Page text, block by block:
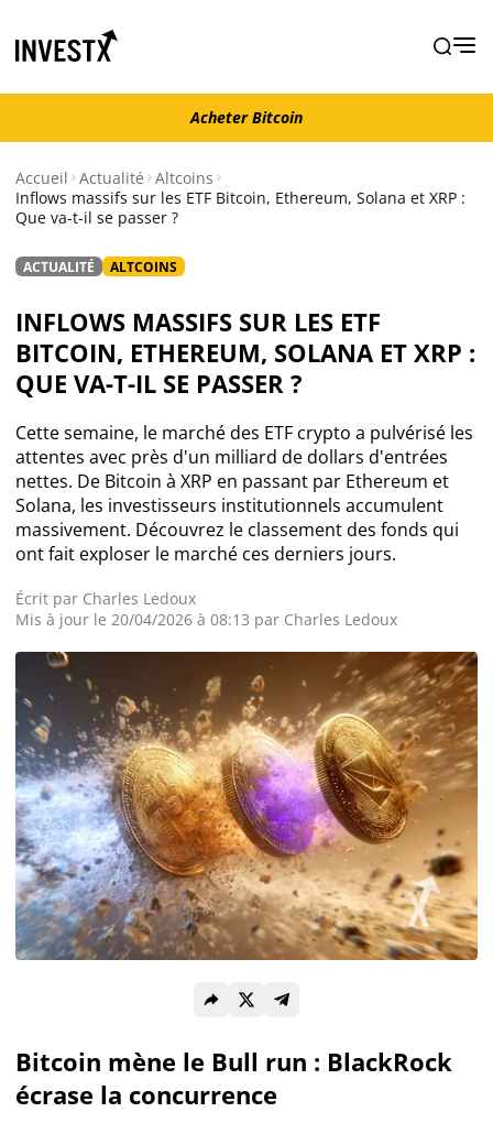
Acheter Bitcoin
Actualité
Actualité Bitcoin
Actualité Ethereum
Actualité Altcoins
Actualité NFT
Actualité Exchanges
Actualité IA
Guides
Acheter Cryptomonnaies
Prédictions
Cryptomonnaies
Bitcoin (BTC)
Ripple (XRP)
Acheter Bitcoin
Accueil Actualité Altcoins
Inflows massifs sur les ETF Bitcoin, Ethereum, Solana et XRP :
Que va-t-il se passer ?
ACTUALITÉ ALTCOINS
INFLOWS MASSIFS SUR LES ETF
BITCOIN, ETHEREUM, SOLANA ET XRP :
QUE VA-T-IL SE PASSER ?
Cette semaine, le marché des ETF crypto a pulvérisé les
attentes avec près d'un milliard de dollars d'entrées
nettes. De Bitcoin à XRP en passant par Ethereum et
Solana, les investisseurs institutionnels accumulent
massivement. Découvrez le classement des fonds qui
ont fait exploser le marché ces derniers jours.
Écrit par Charles Ledoux
Mis à jour le 20/04/2026 à 08:13 par Charles Ledoux
Bitcoin mène le Bull run : BlackRock
écrase la concurrence